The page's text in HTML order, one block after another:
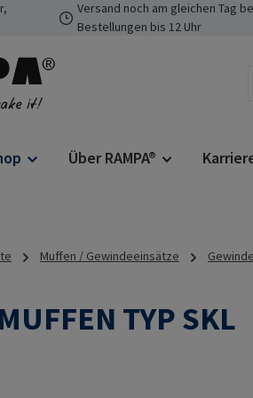
springen
Versand noch am gleichen Tag
Bestellungen bis 12 Uhr
Über RAMPA®
Muffen / Gewindeeinsätze
TYP SKL